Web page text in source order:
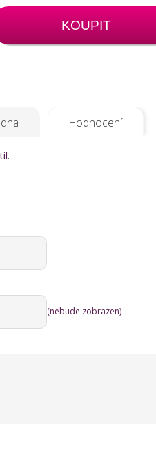
KOUPIT
Hodnocení
(nebude zobrazen)